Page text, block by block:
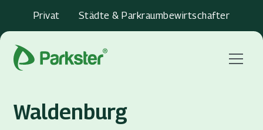
Privat Städte & Parkraumbewirtschafter
Menu
Waldenburg